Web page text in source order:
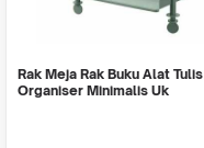
Rak Meja Rak Buku Alat Tulis
Organiser Minimalis Uk